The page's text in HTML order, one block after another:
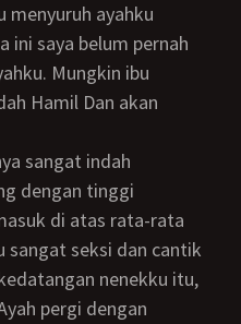
ini saya belum pernah
Mungkin ibu
Hamil Dan akan
dengan tinggi
di atas rata-rata
sangat seksi dan cantik
nenekku itu,
pergi dengan